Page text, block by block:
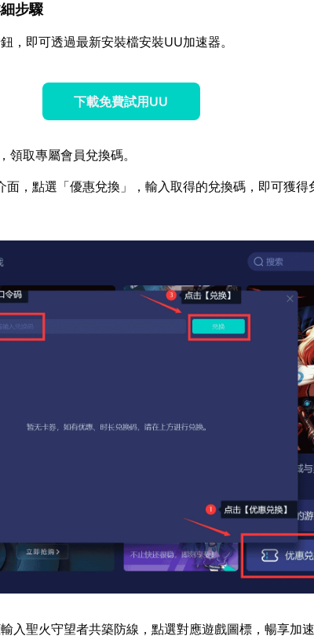
步驟
，即可透過最新安裝檔安裝UU加速器。
下載免費試用UU
領取專屬會員兌換碼。
面，點選「優惠兌換」，輸入取得的兌換碼，即可獲得
入聖火守望者共築防線，點選對應遊戲圖標，暢享加